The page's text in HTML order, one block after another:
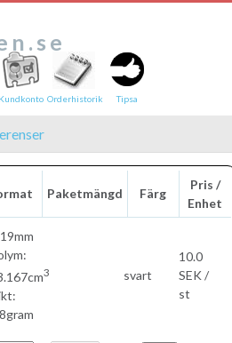
Paketmängd Färg
Pris /
Enhet
3 svart
10.0
SEK /
st
Kundkonto Orderhistorik Tipsa
en vän: